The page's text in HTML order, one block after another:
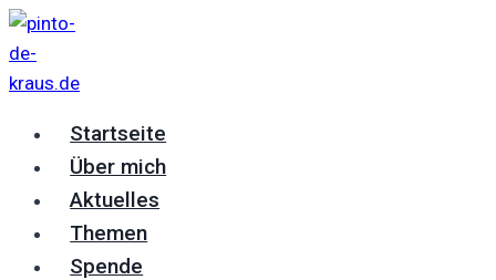
Zum
Inhalt
springen
Startseite
Über mich
Aktuelles
Themen
Spende